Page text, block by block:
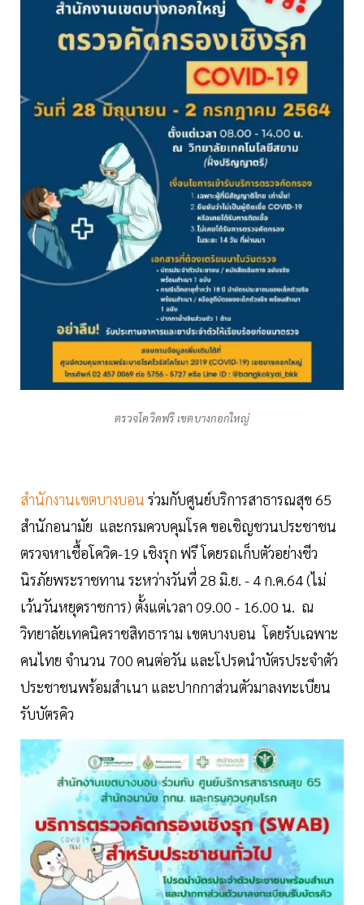
ตรวจโควิดฟรี เขตบางกอกใหญ่
สำนักงานเขตบางบอน ร่วมกับศูนย์บริการสาธารณสุข 65
สำนักอนามัย และกรมควบคุมโรค ขอเชิญชวนประชาชน
ตรวจหาเชื้อโควิด-19 เชิงรุก ฟรี โดยรถเก็บตัวอย่างชีว
นิรภัยพระราชทาน ระหว่างวันที่ 28 มิ.ย. - 4 ก.ค.64 (ไม่
เว้นวันหยุดราชการ) ตั้งแต่เวลา 09.00 - 16.00 น. ณ
วิทยาลัยเทคนิคราชสิทธาราม เขตบางบอน โดยรับเฉพาะ
คนไทย จำนวน 700 คนต่อวัน และโปรดนำบัตรประจำตัว
ประชาชนพร้อมสำเนา และปากกาส่วนตัวมาลงทะเบียน
รับบัตรคิว